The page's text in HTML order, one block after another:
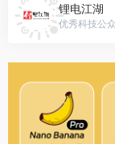
锂电江湖